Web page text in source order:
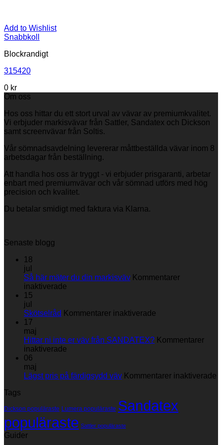
Add to Wishlist
Snabbkoll
Blockrandigt
315420
0 kr
Om oss
Hos oss hittar du ett stort urval av vävar av premiumkvalitet.
Vi erbjuder markisvävar från Sattler, Sandatex och Dickson
samt screenvävar från Soltis.
Vår sömnadsavdelning levererar måttbeställda vävar inom 8
arbetsdagar från beställning.
Att handla hos oss är tryggt - vi erbjuder prisgaranti, arbetar
enbart med premiumvävar och vår sömnad utförs med hög
precision och kvalitet.
Du betalar smidigt med faktura via Klarna.
Senaste blogg
18
jul
Så här mäter du din markisväv Kommentarer
inaktiverade
mäter
markisväv
15
jul
Skötselråd Kommentarer inaktiverade
17
maj
Hittar ni inte er väv från SANDATEX? Kommentarer
inaktiverade
inte
SANDATEX?
06
maj
Lägst pris på färdigsydd väv Kommentarer inaktiverade
Tags
Dickson populäraste Lumera populäraste Sandatex
populäraste Sattler populäraste
Guider